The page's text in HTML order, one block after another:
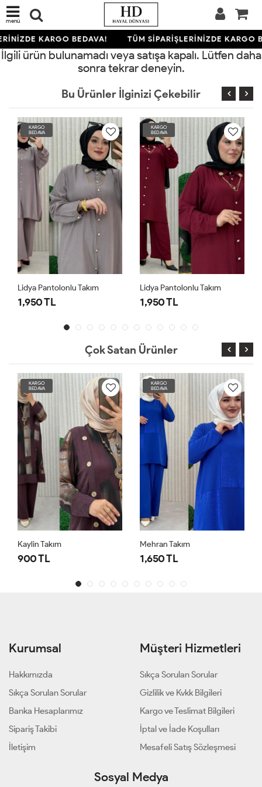
menü
KARGO BEDAVA! TÜM SİPARİŞLERİNİZDE KARGO
İlgili ürün bulunamadı veya satışa kapalı. Lütfen daha
sonra tekrar deneyin.
Bu Ürünler İlginizi Çekebilir
KARGO
BEDAVA
Lidya Pantolonlu Takım
1,950 TL
KARGO
BEDAVA
Lidya Pantolonlu Takım
1,950 TL
Çok Satan Ürünler
KARGO
BEDAVA
Kaylin Takım
900 TL
KARGO
BEDAVA
Mehran Takım
1,650 TL
Kurumsal
Hakkımızda
Sıkça Sorulan Sorular
Banka Hesaplarımız
Sipariş Takibi
İletişim
Müşteri Hizmetleri
Sıkça Sorulan Sorular
Gizlilik ve Kvkk Bilgileri
Kargo ve Teslimat Bilgileri
İptal ve İade Koşulları
Mesafeli Satış Sözleşmesi
Sosyal Medya